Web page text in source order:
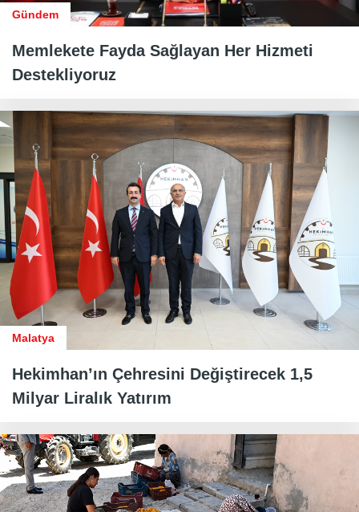
Gündem
Memlekete Fayda Sağlayan Her Hizmeti
Destekliyoruz
Malatya
Hekimhan’ın Çehresini Değiştirecek 1,5
Milyar Liralık Yatırım